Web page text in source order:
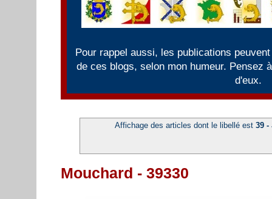
Pour rappel aussi, les publications
de ces blogs, selon mon humeur. Pensez
d'eux.
Affichage des articles dont le libellé est39 -
Mouchard - 39330